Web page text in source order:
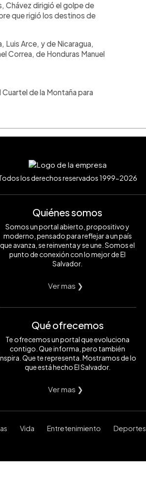
Chávez dirigió el golpe de
que rigió los destinos de
Arce, y de Nicaragua,
Correa, de Honduras Manuel
de la Montaña para
los derechos reservados 1999-2026
Quiénes somos
Somos un portal abierto, propositivo y
moderno, pensado para reflejar a un país
que avanza, se reinventa y se une. Somos el
punto de conexión con lo mejor de El
Salvador.
Ver mas ❯
Qué ofrecemos
Te ofrecemos un portal que evoluciona
contigo. Que informa, pero también
Que te representa. Mostramos de lo
que está hecho El Salvador.
Ver mas ❯
Vida Entretenimiento Deportes